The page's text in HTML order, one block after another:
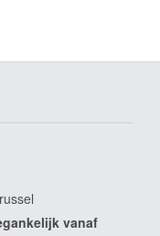
vanaf